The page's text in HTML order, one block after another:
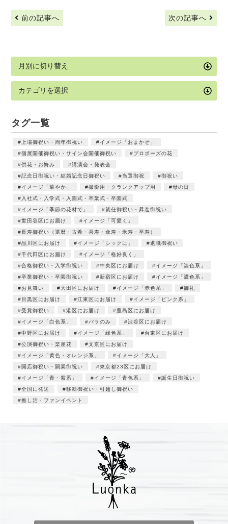
前の記事へ 次の記事へ
タグ一覧
上場御祝い・周年御祝い
イメージ「おまかせ」
個展開催御祝い・サイン会開催御祝い
プロポーズの花
供花・お悔み
講演会・発表会
記念日御祝い・結婚記念日御祝い
当選御祝
御祝い
イメージ「華やか」
撮影用・クランクアップ用
母の日
入社式・入学式・入園式・卒業式・卒園式
イメージ「季節の花材で」
就任御祝い・昇進御祝い
世田谷区にお届け
イメージ「可愛く」
長寿御祝い（還暦・古希・喜寿・傘寿・米寿・卒寿）
品川区にお届け
イメージ「シックに」
退職御祝い
千代田区にお届け
イメージ「格好良く」
合格御祝い・入学御祝い
中央区にお届け
イメージ「淡色系」
卒業御祝い・卒園御祝い
新宿区にお届け
イメージ「濃色系」
お見舞い
大田区にお届け イメージ「赤色系」
御礼
目黒区にお届け
江東区にお届け
イメージ「ピンク系」
受賞御祝い
港区にお届け
豊島区にお届け
イメージ「白色系」
バラのみ
渋谷区にお届け
中野区にお届け
イメージ「緑色系」
台東区にお届け
公演御祝い・楽屋花
文京区にお届け
イメージ「黄色・オレンジ系」
イメージ「大人」
開店御祝い・開業御祝い
東京都23区にお届け
イメージ「青・紫系」
イメージ「青色系」
誕生日御祝い
全国に発送
移転御祝い・引越し御祝い
推し活・ファンイベント